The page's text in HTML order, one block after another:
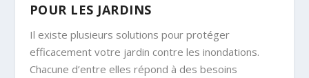
POUR LES JARDINS
Il existe plusieurs solutions pour protéger
efficacement votre jardin contre les inondations.
Chacune d’entre elles répond à des besoins